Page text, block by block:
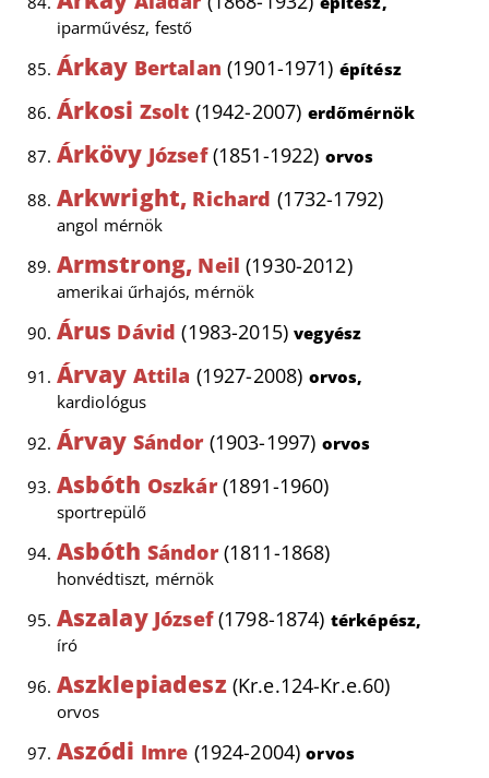
iparművész, festő
Árkay Bertalan (1901-1971) építész
Árkosi Zsolt (1942-2007) erdőmérnök
Árkövy József(1851-1922) orvos
Arkwright, Richard (1732-1792)
angol mérnök
Armstrong, Neil(1930-2012)
amerikai űrhajós, mérnök
Árus Dávid(1983-2015)vegyész
Árvay Attila (1927-2008) orvos,
kardiológus
Árvay Sándor (1903-1997) orvos
Asbóth Oszkár(1891-1960)
sportrepülő
Asbóth Sándor(1811-1868)
honvédtiszt, mérnök
Aszalay József(1798-1874) térképész,
író
Aszklepiadesz (Kr.e.124-Kr.e.60)
orvos
Aszódi Imre (1924-2004)orvos